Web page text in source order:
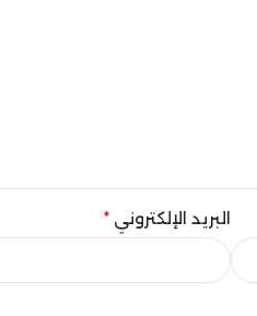
البريد الإلكتروني *